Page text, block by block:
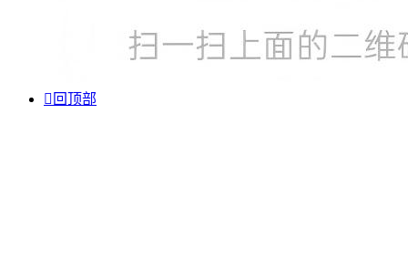
 回顶部